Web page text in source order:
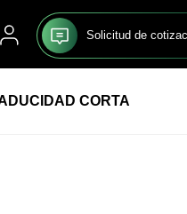
Solicitud de
CORTA